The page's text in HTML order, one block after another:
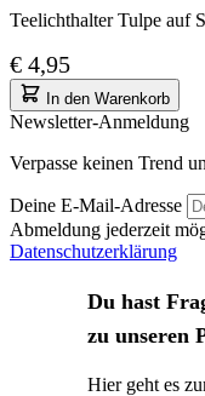
Teelichthalter Tulpe auf
€ 4,95
In den Warenkorb
Newsletter-Anmeldung
Verpasse keinen Trend
Deine E-Mail-Adresse
Abmeldung jederzeit
Datenschutzerklärung
Du hast
zu unseren
Hier geht es